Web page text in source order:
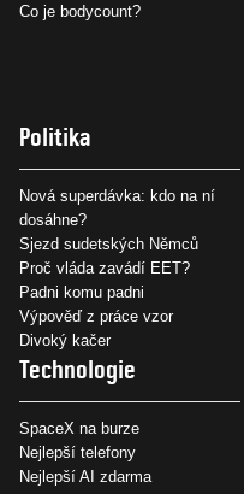
Co je bodycount?
Politika
Nová superdávka: kdo na ní
dosáhne?
Sjezd sudetských Němců
Proč vláda zavádí EET?
Padni komu padni
Výpověď z práce vzor
Divoký kačer
Technologie
SpaceX na burze
Nejlepší telefony
Nejlepší AI zdarma